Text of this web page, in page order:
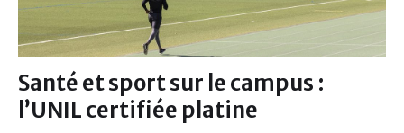
Santé et sport sur le campus :
l’UNIL certifiée platine